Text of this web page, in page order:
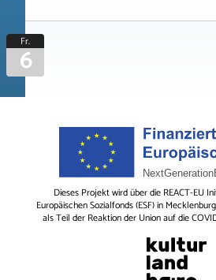
Fr.
6
Dieses Projekt wird über die REACT-EU
Europäischen Sozialfonds (ESF) in
als Teil der Reaktion der Union auf die